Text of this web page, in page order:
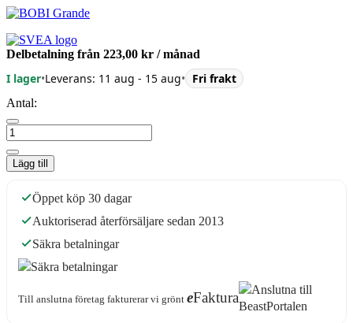
Delbetalning från 223,00 kr / månad
I lager•Leverans: 11 aug - 15 aug• Fri frakt
Antal:
Lägg till
Öppet köp 30 dagar
Auktoriserad återförsäljare sedan 2013
Säkra betalningar
Till anslutna företag fakturerar vi grönt eFaktura